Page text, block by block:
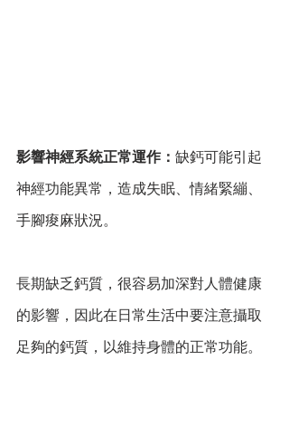
影響神經系統正常運作： 缺鈣可能引起
神經功能異常，造成失眠、情緒緊繃、
手腳痠麻狀況。
長期缺乏鈣質，很容易加深對人體健康
的影響，因此在日常生活中要注意攝取
足夠的鈣質，以維持身體的正常功能。